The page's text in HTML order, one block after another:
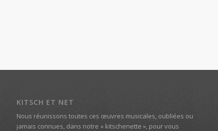
KITSCH ET NET
Nous réunissons toutes ces œuvres musicales, oubliées ou
jamais connues, dans notre « kitschenette », pour vous